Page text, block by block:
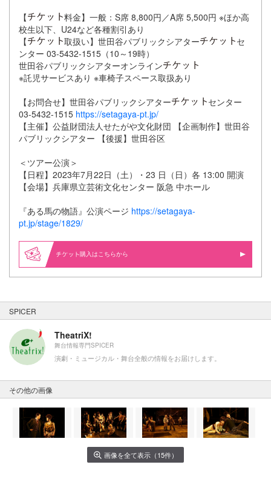
【
料金】一般：S席 8,800円／A席 5,500円 ※ほか高
校生以下、U24など各種割引あり
【
取扱い】世田谷パブリックシアター
セ
ンター 03-5432-1515（10～19時）
世田谷パブリックシアターオンライン
※託児サービスあり ※車椅子スペース取扱あり
【お問合せ】世田谷パブリックシアター
センター
03-5432-1515 https://setagaya-pt.jp/
【主催】公益財団法人せたがや文化財団 【企画制作】世田谷
パブリックシアター 【後援】世田谷区
＜ツアー公演＞
【日程】2023年7月22日（土）・23 日（日）各 13:00 開演
【会場】兵庫県立芸術文化センター 阪急 中ホール
『ある馬の物語』公演ページ https://setagaya-
pt.jp/stage/1829/
購入はこちらから
SPICER
TheatriX!
舞台情報専門SPICER
演劇・ミュージカル・舞台全般の情報をお届けします。
その他の画像
画像を全て表示（15件）